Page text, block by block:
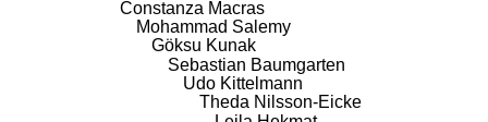
Constanza Macras
Mohammad Salemy
Göksu Kunak
Sebastian Baumgarten
Udo Kittelmann
Theda Nilsson-Eicke